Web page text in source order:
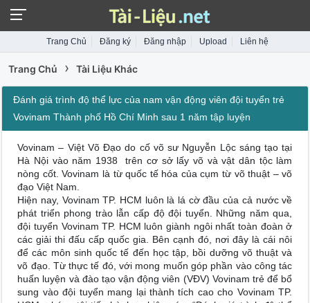
Trang Chủ Đăng ký Đăng nhập Upload Liên hệ
Trang Chủ › Tài Liệu Khác
Đánh giá trình độ thể lực của nam vận động viên đội tuyển trẻ
Vovinam Thành phố Hồ Chí Minh sau 1 năm tập luyện
Vovinam – Việt Võ Đạo do cố võ sư Nguyễn Lộc sáng tạo tại
Hà Nội vào năm 1938 trên cơ sở lấy võ và vật dân tộc làm
nòng cốt. Vovinam là từ quốc tế hóa của cụm từ võ thuật – võ
đạo Việt Nam.
Hiện nay, Vovinam TP. HCM luôn là lá cờ đầu của cả nước về
phát triển phong trào lẫn cấp độ đội tuyển. Những năm qua,
đội tuyển Vovinam TP. HCM luôn giành ngôi nhất toàn đoàn ở
các giải thi đấu cấp quốc gia. Bên cạnh đó, nơi đây là cái nôi
để các môn sinh quốc tế đến học tập, bồi dưỡng võ thuật và
võ đạo. Từ thực tế đó, với mong muốn góp phần vào công tác
huấn luyện và đào tạo vận động viên (VĐV) Vovinam trẻ để bổ
sung vào đội tuyển mang lại thành tích cao cho Vovinam TP.